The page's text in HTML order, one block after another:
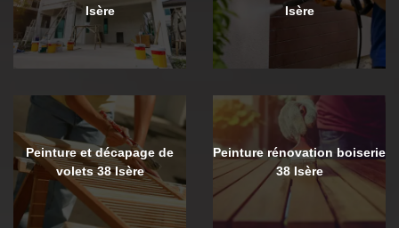
Isère
Isère
Peinture et décapage de
volets 38 Isère
Peinture rénovation boiserie
38 Isère